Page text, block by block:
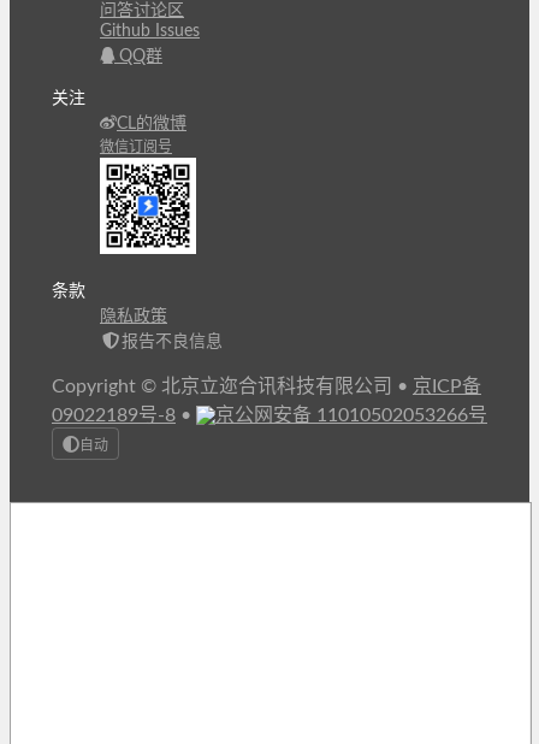
问答讨论区
Github Issues
QQ群
关注
CL的微博
微信订阅号
条款
隐私政策
报告不良信息
Copyright © 北京立迩合讯科技有限公司 • 京ICP备
09022189号-8 • 京公网安备 11010502053266号
自动